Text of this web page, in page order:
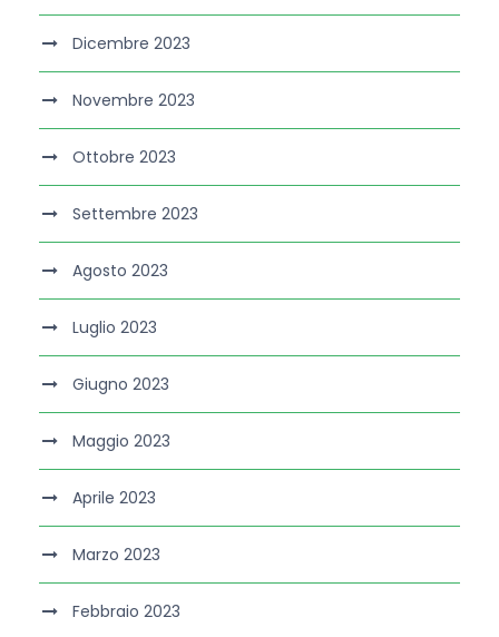
Dicembre 2023
Novembre 2023
Ottobre 2023
Settembre 2023
Agosto 2023
Luglio 2023
Giugno 2023
Maggio 2023
Aprile 2023
Marzo 2023
Febbraio 2023